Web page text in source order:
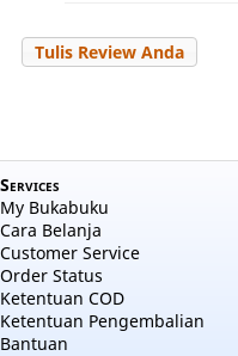
Tulis Review Anda
Services
My Bukabuku
Cara Belanja
Customer Service
Order Status
Ketentuan COD
Ketentuan Pengembalian
Bantuan